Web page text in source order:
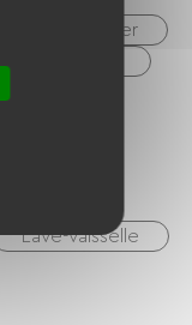
DVD afspiller
Lave-vaisselle